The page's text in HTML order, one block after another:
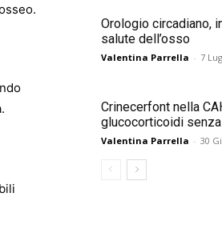
Orologio circadiano,
salute dell’osso
Valentina Parrella - 7
Crinecerfont nella
glucocorticoidi
Valentina Parrella - 30